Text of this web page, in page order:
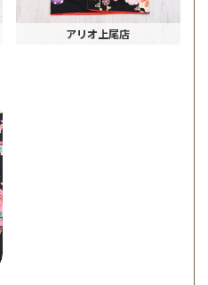
アリオ上尾店